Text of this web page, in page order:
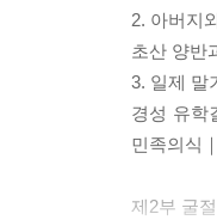
2. 아버지
초산 양반
3. 일제 말
경성 유학
민족의식
제2부 굴